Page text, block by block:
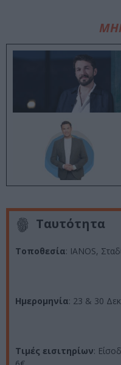
Ταυτότητα
Τοποθεσία: IANOS,
Ημερομηνία: 23 & 30
Τιμές εισιτηρίων: